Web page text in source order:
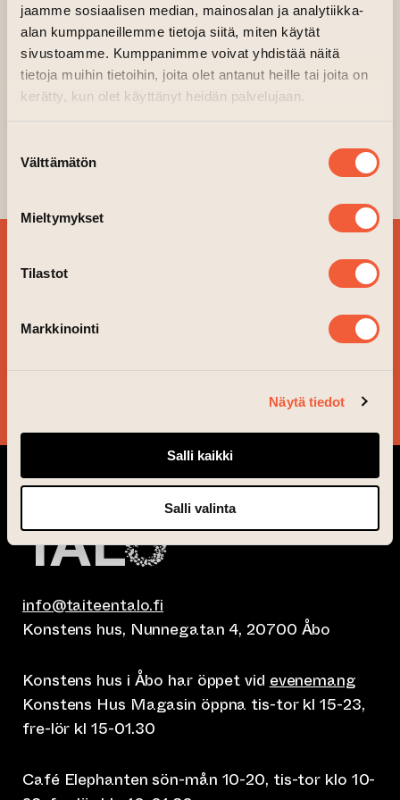
jaamme sosiaalisen median, mainosalan ja analytiikka-
alan kumppaneillemme tietoja siitä, miten käytät
sivustoamme. Kumppanimme voivat yhdistää näitä
tietoja muihin tietoihin, joita olet antanut heille tai joita on
kerätty, kun olet käyttänyt heidän palvelujaan.
valinta
Välttämätön
Mieltymykset
Tilastot
Markkinointi
Näytä tiedot
Salli kaikki
Salli valinta
24.07.2025 kl. 18.00—21.00
Konstens hus Magasin
Arrangör: Konstens hus Magasin
DJ Janne ”Slammin” Salminen i Konstens Hus
BESTÄLL VÅRT
NYHETSBREV OCH
FÖLJ VAD SOM ÄR PÅ
GÅNG!
info@taiteentalo.fi
Konstens hus, Nunnegatan 4, 20700 Åbo
Konstens hus i Åbo har öppet vid evenemang
Konstens Hus Magasin öppna tis-tor kl 15-23,
fre-lör kl 15-01.30
Café Elephanten sön-mån 10-20, tis-tor klo 10-